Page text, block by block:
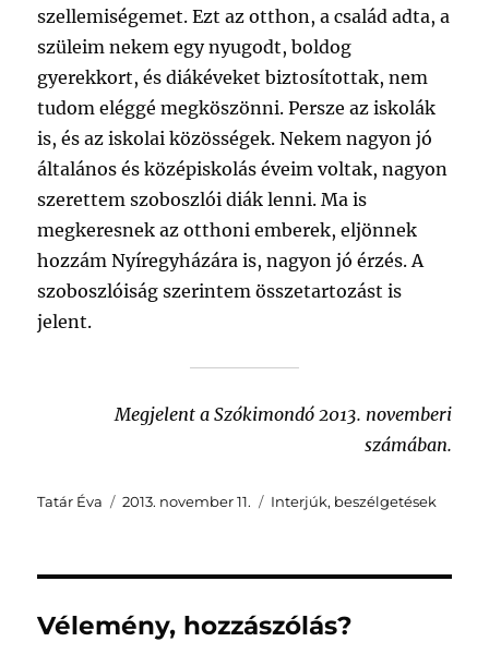
szellemiségemet. Ezt az otthon, a család adta, a
szüleim nekem egy nyugodt, boldog
gyerekkort, és diákéveket biztosítottak, nem
tudom eléggé megköszönni. Persze az iskolák
is, és az iskolai közösségek. Nekem nagyon jó
általános és középiskolás éveim voltak, nagyon
szerettem szoboszlói diák lenni. Ma is
megkeresnek az otthoni emberek, eljönnek
hozzám Nyíregyházára is, nagyon jó érzés. A
szoboszlóiság szerintem összetartozást is
jelent.
Megjelent a Szókimondó 2013. novemberi
számában.
Szerző
Tatár Éva Közzétéve
2013. november 11. Kategória
Interjúk, beszélgetések
Vélemény, hozzászólás?